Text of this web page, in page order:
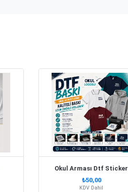
Okul Arması Dtf Sticker
₺50,00
KDV Dahil